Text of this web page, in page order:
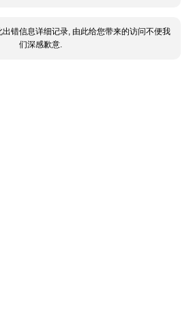
出错信息详细记录, 由此给您带来的访问不便我
们深感歉意.